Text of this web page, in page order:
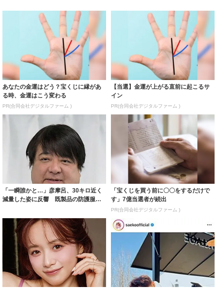
あなたの金運はどう？宝くじに縁があ
る時、金運はこう変わる
PR(合同会社デジタルファーム )
【当選】金運が上がる直前に起こるサ
イン
PR(合同会社デジタルファーム )
「一瞬誰かと…」彦摩呂、30キロ近く
減量した姿に反響 既製品の防護服が
「宝くじを買う前に〇〇をするだけで
す」7億当選者が続出
PR(合同会社デジタルファーム )